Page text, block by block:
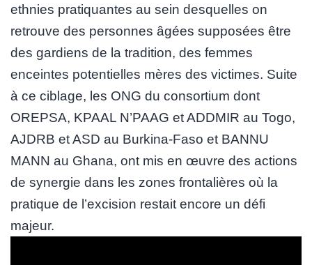
ethnies pratiquantes au sein desquelles on
retrouve des personnes âgées supposées être
des gardiens de la tradition, des femmes
enceintes potentielles mères des victimes. Suite
à ce ciblage, les ONG du consortium dont
OREPSA, KPAAL N’PAAG et ADDMIR au Togo,
AJDRB et ASD au Burkina-Faso et BANNU
MANN au Ghana, ont mis en œuvre des actions
de synergie dans les zones frontalières où la
pratique de l’excision restait encore un défi
majeur.